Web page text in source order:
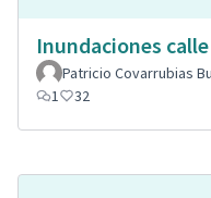
Inundaciones
Patricio Covarrubias
1
32